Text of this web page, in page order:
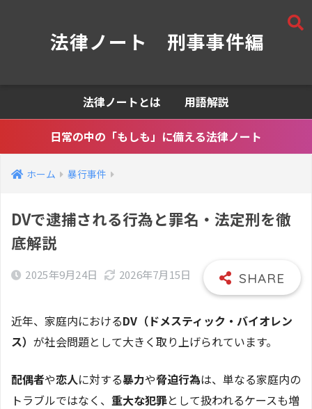
法律ノート 刑事事件編
法律ノートとは 用語解説
日常の中の「もしも」に備える法律ノート
ホーム 暴行事件
DVで逮捕される行為と罪名・法定刑を徹
底解説
2025年9月24日 2026年7月15日
近年、家庭内におけるDV（ドメスティック・バイオレン
ス） が社会問題として大きく取り上げられています。
配偶者や恋人に対する暴力や脅迫行為は、単なる家庭内の
トラブルではなく、 重大な犯罪として扱われるケースも増